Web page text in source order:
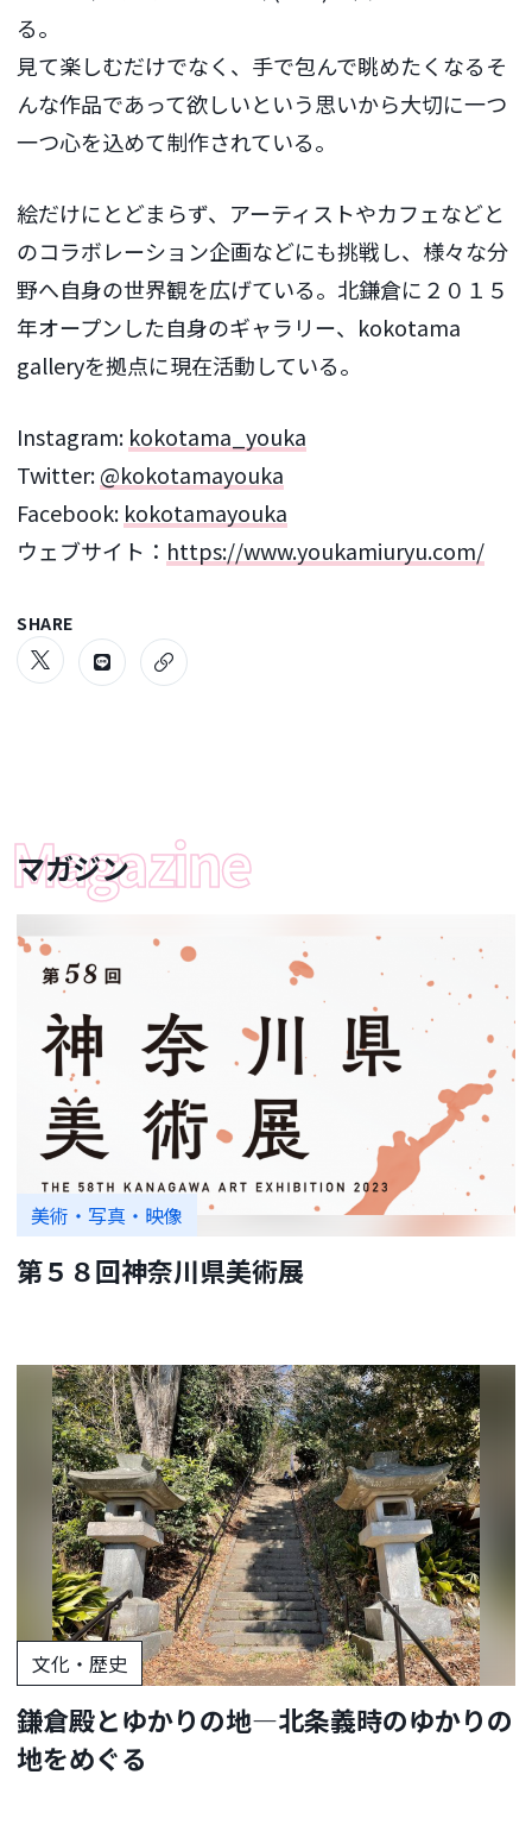
る。
見て楽しむだけでなく、手で包んで眺めたくなるそ
んな作品であって欲しいという思いから大切に一つ
一つ心を込めて制作されている。
絵だけにとどまらず、アーティストやカフェなどと
のコラボレーション企画などにも挑戦し、様々な分
野へ自身の世界観を広げている。北鎌倉に２０１５
年オープンした自身のギャラリー、kokotama
galleryを拠点に現在活動している。
Instagram: kokotama_youka
Twitter:@kokotamayouka
Facebook: kokotamayouka
ウェブサイト： https://www.youkamiuryu.com/
SHARE
マガジン
美術・写真・映像
第５８回神奈川県美術展
文化・歴史
鎌倉殿とゆかりの地―北条義時のゆかりの
地をめぐる